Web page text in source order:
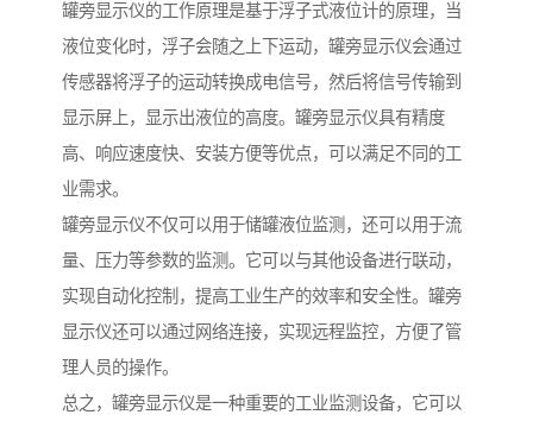
罐旁显示仪的工作原理是基于浮子式液位计的原理，当
液位变化时，浮子会随之上下运动，罐旁显示仪会通过
传感器将浮子的运动转换成电信号，然后将信号传输到
显示屏上，显示出液位的高度。罐旁显示仪具有精度
高、响应速度快、安装方便等优点，可以满足不同的工
业需求。
罐旁显示仪不仅可以用于储罐液位监测，还可以用于流
量、压力等参数的监测。它可以与其他设备进行联动，
实现自动化控制，提高工业生产的效率和安全性。罐旁
显示仪还可以通过网络连接，实现远程监控，方便了管
理人员的操作。
总之，罐旁显示仪是一种重要的工业监测设备，它可以